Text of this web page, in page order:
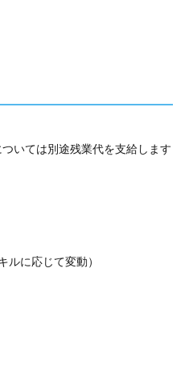
いては別途残業代を支給します
ルに応じて変動）